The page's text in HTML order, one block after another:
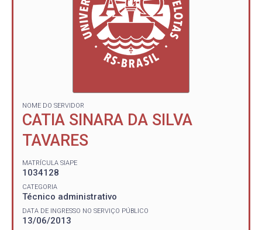
NOME DO SERVIDOR
CATIA SINARA DA SILVA
TAVARES
MATRÍCULA SIAPE
1034128
CATEGORIA
Técnico administrativo
DATA DE INGRESSO NO SERVIÇO PÚBLICO
13/06/2013